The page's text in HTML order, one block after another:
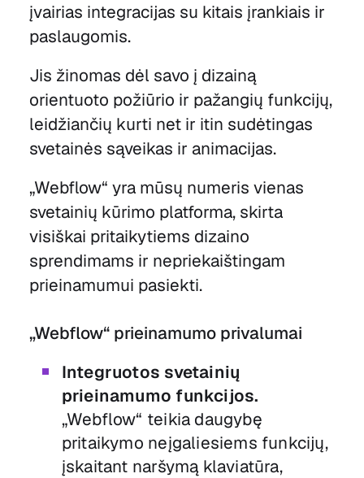
įvairias integracijas su kitais įrankiais ir
paslaugomis.
Jis žinomas dėl savo į dizainą
orientuoto požiūrio ir pažangių funkcijų,
leidžiančių kurti net ir itin sudėtingas
svetainės sąveikas ir animacijas.
„Webflow“ yra mūsų numeris vienas
svetainių kūrimo platforma, skirta
visiškai pritaikytiems dizaino
sprendimams ir nepriekaištingam
prieinamumui pasiekti.
„Webflow“ prieinamumo privalumai
Integruotos svetainių
prieinamumo funkcijos.
„Webflow“ teikia daugybę
pritaikymo neįgaliesiems funkcijų,
įskaitant naršymą klaviatūra,